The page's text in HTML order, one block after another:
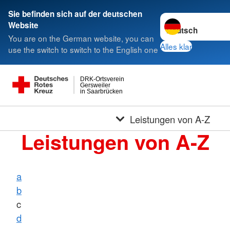
Sie befinden sich auf der deutschen
Website
You are on the German website, you can
use the switch to switch to the English one
Sprache wechseln
Alles klar
in Saarbrücken
Gersweiler
DRK-Ortsverein
Leistungen von A-Z
Leistungen von A-Z
a
b
c
d